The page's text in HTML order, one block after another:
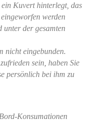
Kuvert hinterlegt, das
werden
der gesamten
nicht eingebunden.
sein, haben Sie
persönlich bei ihm zu
Konsumationen